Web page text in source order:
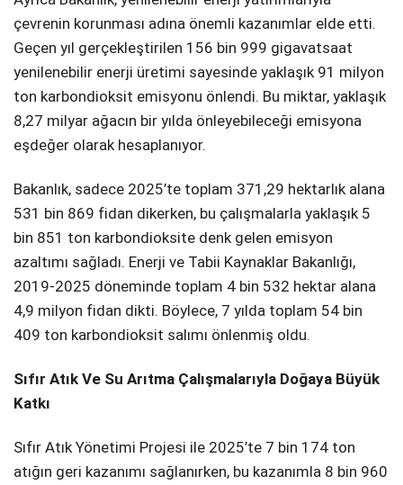
çevrenin korunması adına önemli kazanımlar elde etti.
Geçen yıl gerçekleştirilen 156 bin 999 gigavatsaat
yenilenebilir enerji üretimi sayesinde yaklaşık 91 milyon
ton karbondioksit emisyonu önlendi. Bu miktar, yaklaşık
8,27 milyar ağacın bir yılda önleyebileceği emisyona
eşdeğer olarak hesaplanıyor.
Bakanlık, sadece 2025’te toplam 371,29 hektarlık alana
531 bin 869 fidan dikerken, bu çalışmalarla yaklaşık 5
bin 851 ton karbondioksite denk gelen emisyon
azaltımı sağladı. Enerji ve Tabii Kaynaklar Bakanlığı,
2019-2025 döneminde toplam 4 bin 532 hektar alana
4,9 milyon fidan dikti. Böylece, 7 yılda toplam 54 bin
409 ton karbondioksit salımı önlenmiş oldu.
Sıfır Atık Ve Su Arıtma Çalışmalarıyla Doğaya Büyük
Katkı
Sıfır Atık Yönetimi Projesi ile 2025’te 7 bin 174 ton
atığın geri kazanımı sağlanırken, bu kazanımla 8 bin 960